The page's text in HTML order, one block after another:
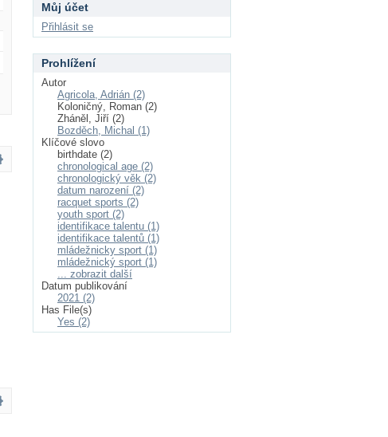
Můj účet
Přihlásit se
Prohlížení
Autor
Agricola, Adrián (2)
Koloničný, Roman (2)
Zháněl, Jiří (2)
Bozděch, Michal (1)
Klíčové slovo
birthdate (2)
chronological age (2)
chronologický věk (2)
datum narození (2)
racquet sports (2)
youth sport (2)
identifikace talentu (1)
identifikace talentů (1)
mládežnicky sport (1)
mládežnický sport (1)
... zobrazit další
Datum publikování
2021 (2)
Has File(s)
Yes (2)